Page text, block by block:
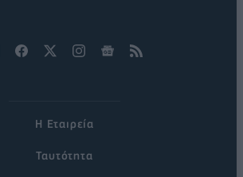
Η Εταιρεία
Ταυτότητα